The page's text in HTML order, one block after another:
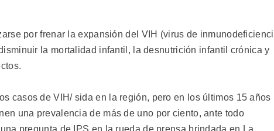
por frenar la expansión del VIH (virus de
la mortalidad infantil, la desnutrición infantil crónica y
casos de VIH/ sida en la región, pero en los últimos 15 años
una prevalencia de más de uno por ciento, ante todo
pregunta de IPS en la rueda de prensa brindada en La